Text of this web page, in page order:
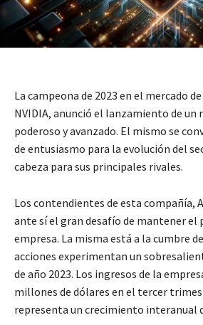
La campeona de 2023 en el mercado
NVIDIA, anunció el lanzamiento de un
poderoso y avanzado. El mismo se
de entusiasmo para la evolución del
cabeza para sus principales rivales.
Los contendientes de esta compañía,
ante sí el gran desafío de mantener el
empresa. La misma está a la cumbre
acciones experimentan un
de año 2023. Los ingresos de la
millones de dólares en el tercer
representa un crecimiento interanual